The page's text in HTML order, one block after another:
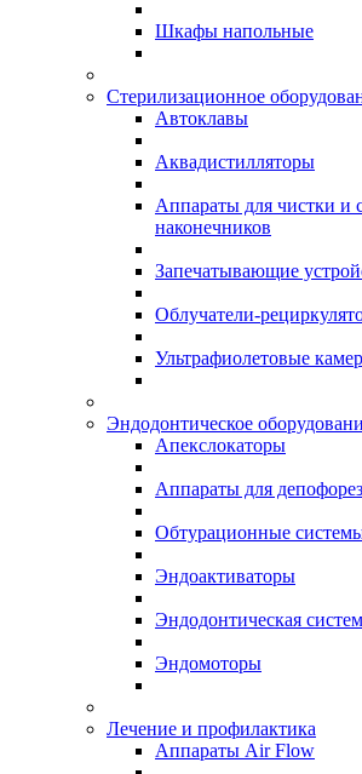
Шкафы напольные
Стерилизационное
Автоклавы
Аквадистилляторы
Аппараты для чистки и
наконечников
Запечатывающие
Облучатели-
Ультрафиолетовые
Эндодонтическое
Апекслокаторы
Аппараты для
Обтурационные
Эндоактиваторы
Эндодонтическая
Эндомоторы
Лечение и профилактика
Аппараты Air Flow